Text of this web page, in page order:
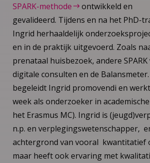
SPARK-methode
ontwikkeld en
gevalideerd. Tijdens en na het PhD-
Ingrid herhaaldelijk
en in de praktijk uitgevoerd. Zoals
prenataal huisbezoek, andere
digitale consulten en de
begeleidt Ingrid promovendi en
week als onderzoeker in
het Erasmus MC). Ingrid is
n.p. en verplegingswetenschapper,
achtergrond van vooral kwantitatief
maar heeft ook ervaring met